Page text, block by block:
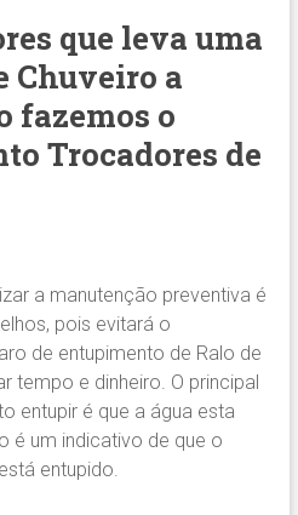
que leva uma
Chuveiro a
fazemos o
Trocadores de
a manutenção preventiva é
pois evitará o
de entupimento de Ralo de
tempo e dinheiro. O principal
entupir é que a água esta
é um indicativo de que o
entupido.